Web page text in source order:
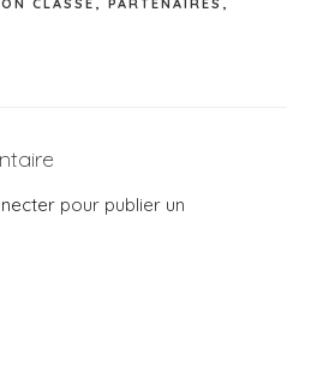
CLASSÉ , PARTENAIRES ,
pour publier un